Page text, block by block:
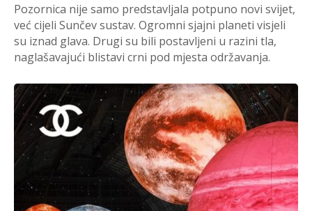
Pozornica nije samo predstavljala potpuno novi svijet,
već cijeli Sunčev sustav. Ogromni sjajni planeti visjeli
su iznad glava. Drugi su bili postavljeni u razini tla,
naglašavajući blistavi crni pod mjesta održavanja.